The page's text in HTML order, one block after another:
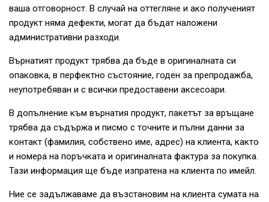
ваша отговорност. В случай на оттегляне и ако полученият
продукт няма дефекти, могат да бъдат наложени
административни разходи.
Върнатият продукт трябва да бъде в оригиналната си
опаковка, в перфектно състояние, годен за препродажба,
неупотребяван и с всички предоставени аксесоари.
В допълнение към върнатия продукт, пакетът за връщане
трябва да съдържа и писмо с точните и пълни данни за
контакт (фамилия, собствено име, адрес) на клиента, както
и номера на поръчката и оригиналната фактура за покупка.
Тази информация ще бъде изпратена на клиента по имейл.
Ние се задължаваме да възстановим на клиента сумата на